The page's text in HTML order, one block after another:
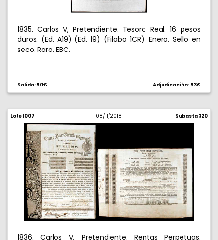
1835. Carlos V, Pretendiente. Tesoro Real. 16 pesos
duros. (Ed. A19) (Ed. 19) (Filabo 1CR). Enero. Sello en
seco. Raro. EBC.
Salida: 90€ Adjudicación: 93€
Lote 1007 08/11/2018 Subasta 320
1836. Carlos V, Pretendiente. Rentas Perpetuas.